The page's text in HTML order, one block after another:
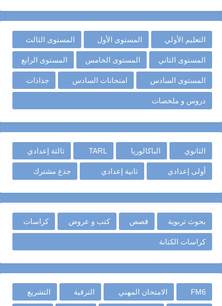
التعليم الأولي المستوى الأول المستوى الثالث
المستوى الثاني المستوى الخامس المستوى الرابع
المستوى السادس امتحانات السادس جذاذات
دروس و ملخصات
الثانوي الباكالوريا TARL ثالثة إعدادي
أولى إعدادي ثانية إعدادي جذع مشترك
بحوث تربوية قصص كتب و عروض كراسات
كراسات الكتابة
FM6 الامتحان المهني الترقية التشريع